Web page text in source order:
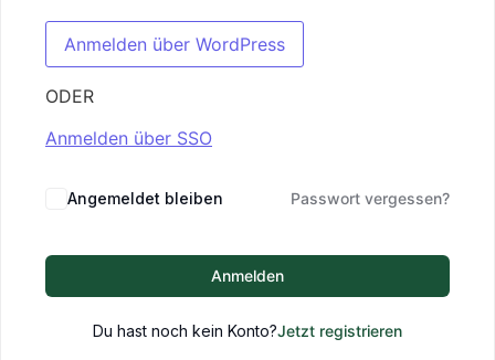
ODER
Anmelden über SSO
Angemeldet bleiben Passwort vergessen?
Anmelden
Du hast noch kein Konto?Jetzt registrieren